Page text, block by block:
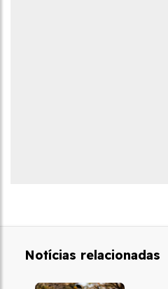
Notícias relacionadas